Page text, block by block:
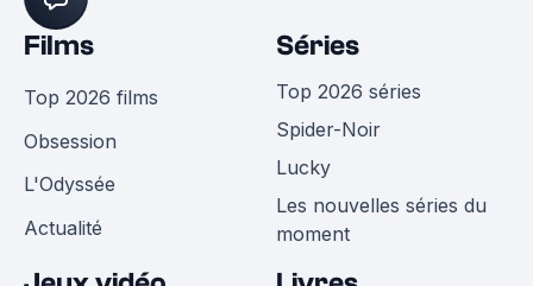
Films
Top 2026 films
Obsession
L'Odyssée
Actualité
Séries
Top 2026 séries
Spider-Noir
Lucky
Les nouvelles séries du
moment